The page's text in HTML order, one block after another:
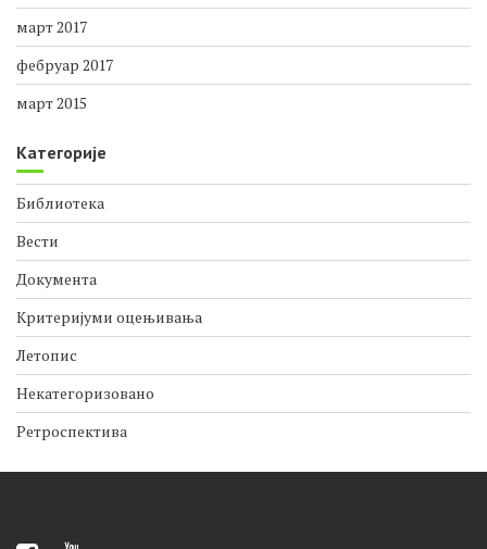
март 2017
фебруар 2017
март 2015
Категорије
Библиотека
Вести
Документа
Критеријуми оцењивања
Летопис
Некатегоризовано
Ретроспектива